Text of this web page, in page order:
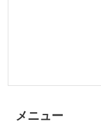
メニュー